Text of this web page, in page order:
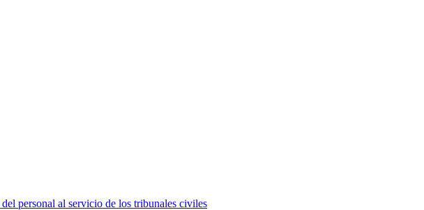
personal al servicio de los tribunales civiles